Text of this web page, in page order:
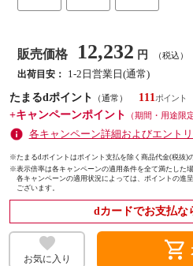
販売価格 12,232 円 （税込）
出荷目安：
1-2日営業日(通常)
たまるdポイント
（通常）
111
+キャンペーンポイント
（期間・用途限定
各キャンペーン詳細およびエント
※たまるdポイントはポイント支払を除く商品代金(税抜)
※表示倍率は各キャンペーンの適用条件を全て満たした
各キャンペーンの適用状況によっては、ポイントの進
ございます。
dカードでお支払な
お気に入り shopping_cart